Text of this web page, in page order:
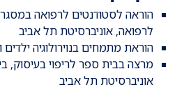
​הוראה לסטודנטים לרפואה
לרפואה, אוניברסיטת תל אביב
הוראת מתמחים בנוירולוגיה
מרצה בבית ספר לריפוי בעיסוק,
אוניברסיטת תל אביב